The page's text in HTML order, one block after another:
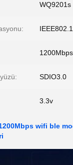
WQ9201s
1200Mbps
SDIO3.0
3.3v
wifi ble